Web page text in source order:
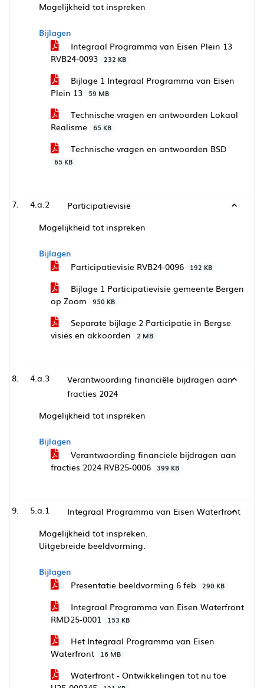
Mogelijkheid tot inspreken
Bijlagen
Integraal Programma van Eisen Plein 13
RVB24-0093
232 KB
Bijlage 1 Integraal Programma van Eisen
Plein 13
59 MB
Technische vragen en antwoorden Lokaal
Realisme
65 KB
Technische vragen en antwoorden BSD
65 KB
4.a.2
Participatievisie
Mogelijkheid tot inspreken
Bijlagen
Participatievisie RVB24-0096
192 KB
Bijlage 1 Participatievisie gemeente Bergen
op Zoom
950 KB
Separate bijlage 2 Participatie in Bergse
visies en akkoorden
2 MB
4.a.3
Verantwoording financiële bijdragen aan
fracties 2024
Mogelijkheid tot inspreken
Bijlagen
Verantwoording financiële bijdragen aan
fracties 2024 RVB25-0006
399 KB
5.a.1
Integraal Programma van Eisen Waterfront
Mogelijkheid tot inspreken.
Uitgebreide beeldvorming.
Bijlagen
Presentatie beeldvorming 6 feb
290 KB
Integraal Programma van Eisen Waterfront
RMD25-0001
153 KB
Het Integraal Programma van Eisen
Waterfront
16 MB
Waterfront - Ontwikkelingen tot nu toe